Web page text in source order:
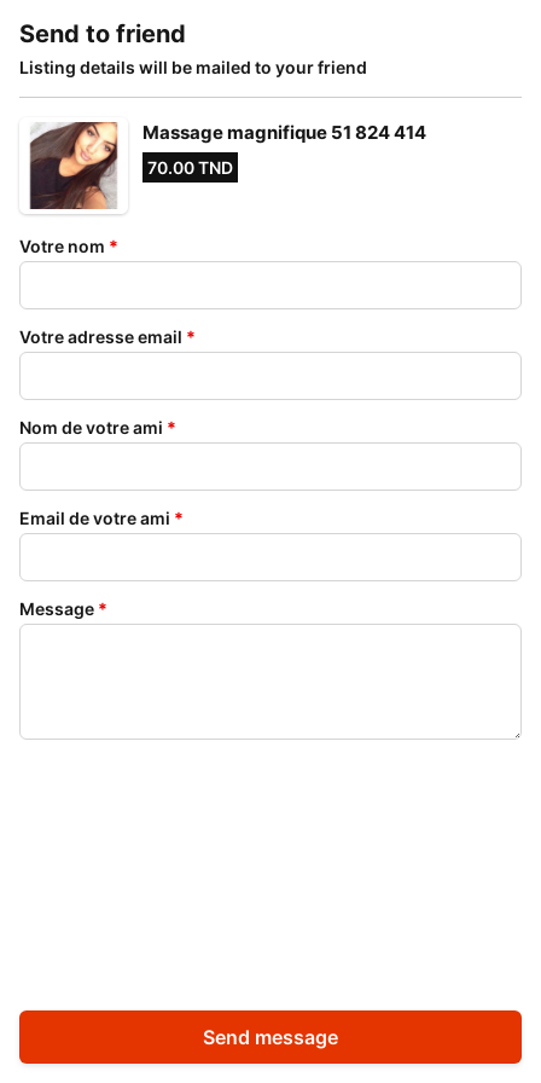
Send to friend
Listing details will be mailed to your friend
Massage magnifique 51 824 414
70.00 TND
Votre nom *
Votre adresse email *
Nom de votre ami *
Email de votre ami *
Message *
Send message